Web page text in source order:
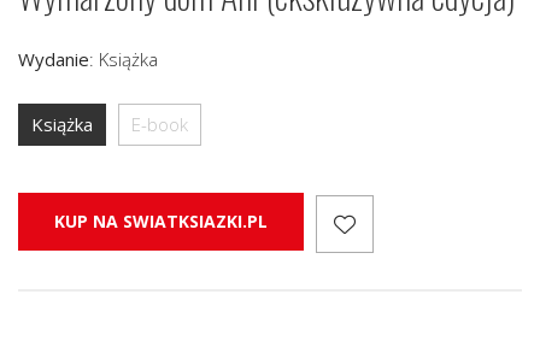
Wydanie: Książka
Książka E-book
KUP NA SWIATKSIAZKI.PL